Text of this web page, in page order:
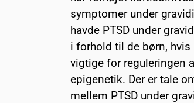
symptomer under
havde PTSD under
i forhold til de børn, hvis
vigtige for reguleringen
epigenetik. Der er tale
mellem PTSD under